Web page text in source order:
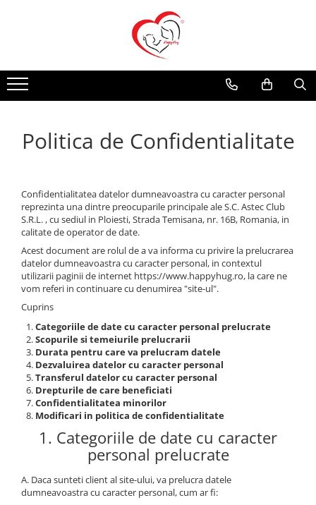
SSC Easy
SSC Designer Print
Onbu
HAINE SI PROTECTII BABYWEARING
PROTECTII DE IARNA
PONCHO POLAR
Botosei
Salopeta Softshell
Guler Polar Adult
Căciulițe Polar Copii
Căciuli Polar Adulți
Set Guler & Căciulă Copii
Cagule Polar
Șalvari In
Șalvari Bumbac Imprimat
Pălării de Soare
Bluza Compleu
Bluza Compleu Bumbac Imprimat
Bluza Compleu Uni
Bonete Medicale
Boneta ingusta cu prindere snur
Costum Medical Unisex
Pantalon Compleu
Perne Alaptare
Husa Detasabila Perna
Politica de Confidentialitate
Confidentialitatea datelor dumneavoastra cu caracter personal
reprezinta una dintre preocuparile principale ale S.C. Astec Club
S.R.L. , cu sediul in Ploiesti, Strada Temisana, nr. 16B, Romania, in
calitate de operator de date.
Acest document are rolul de a va informa cu privire la prelucrarea
datelor dumneavoastra cu caracter personal, in contextul
utilizarii paginii de internet https://www.happyhug.ro, la care ne
vom referi in continuare cu denumirea "site-ul".
Cuprins
Categoriile de date cu caracter personal prelucrate
Scopurile si temeiurile prelucrarii
Durata pentru care va prelucram datele
Dezvaluirea datelor cu caracter personal
Transferul datelor cu caracter personal
Drepturile de care beneficiati
Confidentialitatea minorilor
Modificari in politica de confidentialitate
1. Categoriile de date cu caracter
personal prelucrate
A. Daca sunteti client al site-ului, va prelucra datele
dumneavoastra cu caracter personal, cum ar fi: